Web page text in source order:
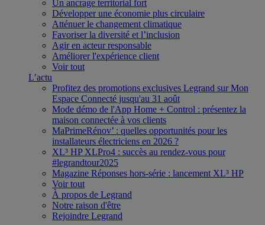
Un ancrage territorial fort
Développer une économie plus circulaire
Atténuer le changement climatique
Favoriser la diversité et l’inclusion
Agir en acteur responsable
Améliorer l'expérience client
Voir tout
L’actu
Profitez des promotions exclusives Legrand sur Mon
Espace Connecté jusqu'au 31 août
Mode démo de l'App Home + Control : présentez la
maison connectée à vos clients
MaPrimeRénov’ : quelles opportunités pour les
installateurs électriciens en 2026 ?
XL³ HP XLPro4 : succès au rendez-vous pour
#legrandtour2025
Magazine Réponses hors-série : lancement XL³ HP
Voir tout
À propos de Legrand
Notre raison d'être
Rejoindre Legrand